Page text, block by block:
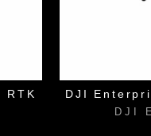
DJI
DJI